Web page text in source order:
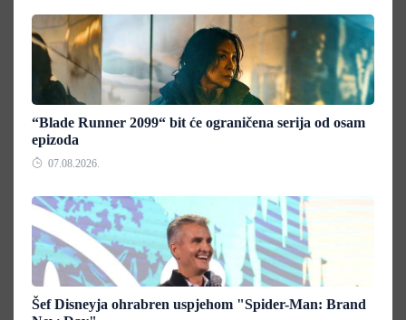
“Blade Runner 2099“ bit će ograničena serija od osam
epizoda
07.08.2026.
Šef Disneyja ohrabren uspjehom "Spider-Man: Brand